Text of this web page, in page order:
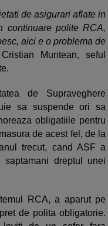
de asigurari aflate in
continuare polite RCA,
aici e o problema de
Muntean, seful
de Supraveghere
sa suspende ori sa
obligatiile pentru
de acest fel, de la
trecut, cand ASF a
dreptul unei
RCA, a aparut pe
de polita obligatorie.